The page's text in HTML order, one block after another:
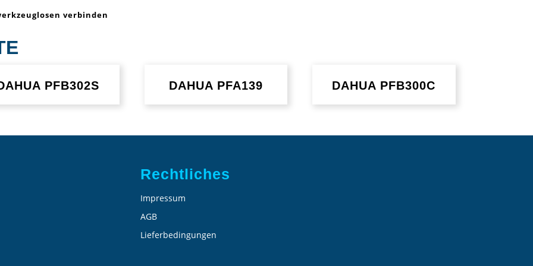
verbinden
PFB302S DAHUA PFA139 DAHUA PFB300C
Rechtliches
Impressum
AGB
Lieferbedingungen